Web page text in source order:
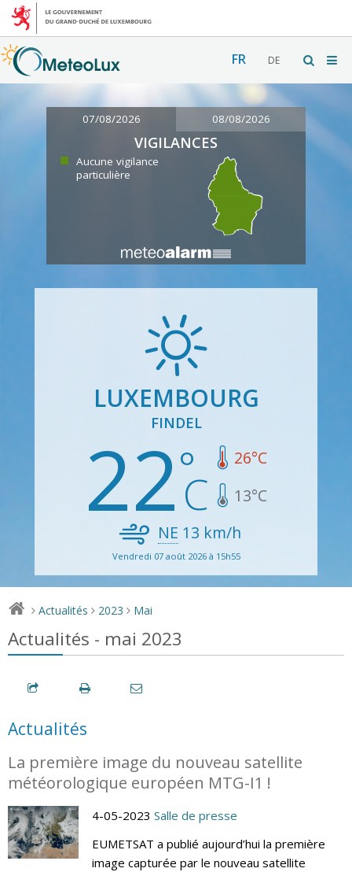
FR DE
07/08/2026 08/08/2026
VIGILANCES
Aucune vigilance
particulière
LUXEMBOURG
FINDEL
22 26°C
13°C
NE 13 km/h
Vendredi 07 août 2026 à 15h55
> Actualités > 2023 > Mai
Actualités - mai 2023
Actualités
La première image du nouveau satellite
météorologique européen MTG-I1 !
4-05-2023 Salle de presse
EUMETSAT a publié aujourd’hui la première
image capturée par le nouveau satellite